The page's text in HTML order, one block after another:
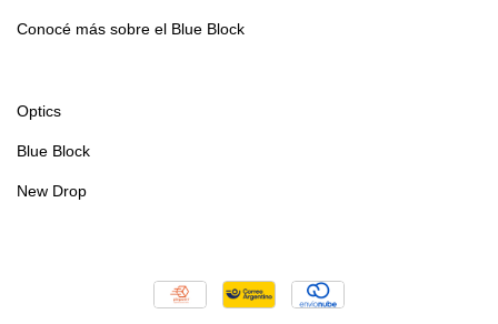
Conocé más sobre el Blue Block
Optics
Blue Block
New Drop